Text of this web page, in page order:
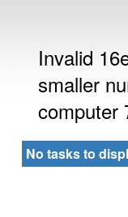
Invalid
smaller
computer
No tasks to